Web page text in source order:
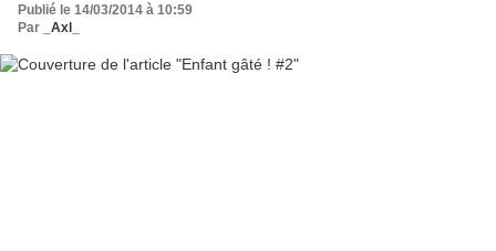
Publié le 14/03/2014 à 10:59
Par
_Axl_